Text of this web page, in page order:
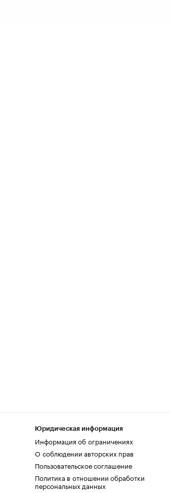
Юридическая информация
Информация об ограничениях
О соблюдении авторских прав
Пользовательское соглашение
Политика в отношении обработки
персональных данных